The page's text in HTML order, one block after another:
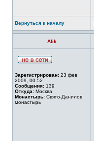
Вернуться к началу
Alik
Зарегистрирован: 23 фев
2009, 00:52
Сообщения: 139
Откуда: Москва
Монастырь: Свято-Данилов
монастырь